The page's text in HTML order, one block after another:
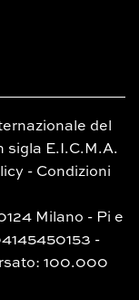
del
sigla E.I.C.M.A.
- Condizioni
Milano - Pi e
-
100.000